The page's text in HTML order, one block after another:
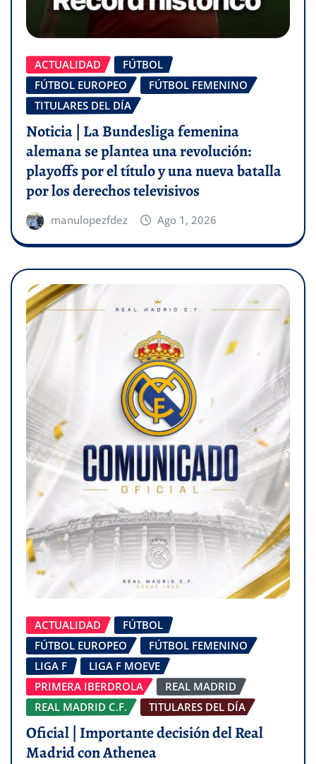
ACTUALIDAD
FÚTBOL
FÚTBOL EUROPEO
FÚTBOL FEMENINO
TITULARES DEL DÍA
Noticia | La Bundesliga femenina
alemana se plantea una revolución:
playoffs por el título y una nueva batalla
por los derechos televisivos
manulopezfdez Ago 1, 2026
ACTUALIDAD
FÚTBOL
FÚTBOL EUROPEO
FÚTBOL FEMENINO
LIGA F
LIGA F MOEVE
PRIMERA IBERDROLA
REAL MADRID
REAL MADRID C.F.
TITULARES DEL DÍA
Oficial | Importante decisión del Real
Madrid con Athenea